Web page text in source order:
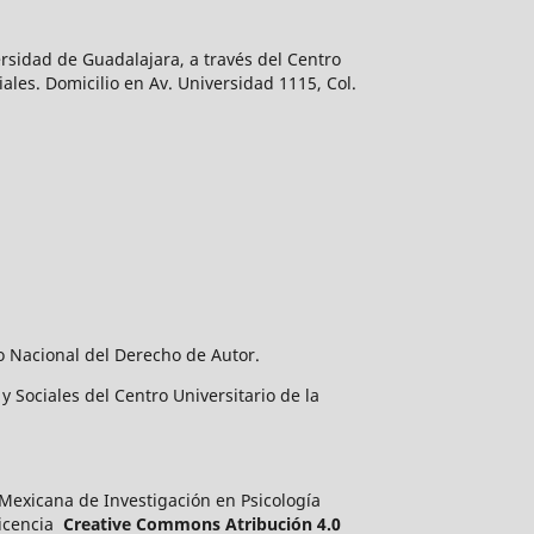
de Guadalajara, a través del Centro
Domicilio en Av. Universidad 1115, Col.
Nacional del Derecho de Autor.
Sociales del Centro Universitario de la
de Investigación en Psicología
Creative Commons Atribución 4.0